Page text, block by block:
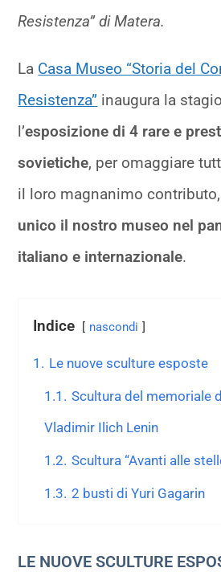
Resistenza” di Matera.
La Casa Museo “Storia del
Resistenza” inaugura la
l’esposizione di 4 rare e
sovietiche, per omaggiare
il loro magnanimo
unico il nostro museo nel
italiano e internazionale.
Indice nascondi
1. Le nuove sculture esposte
1.1. Scultura del memoriale
Vladimir Ilich Lenin
1.2. Scultura “Avanti alle
1.3. 2 busti di Yuri Gagarin
LE NUOVE SCULTURE